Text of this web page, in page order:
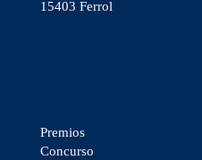
15403 Ferrol
Premios
Concurso